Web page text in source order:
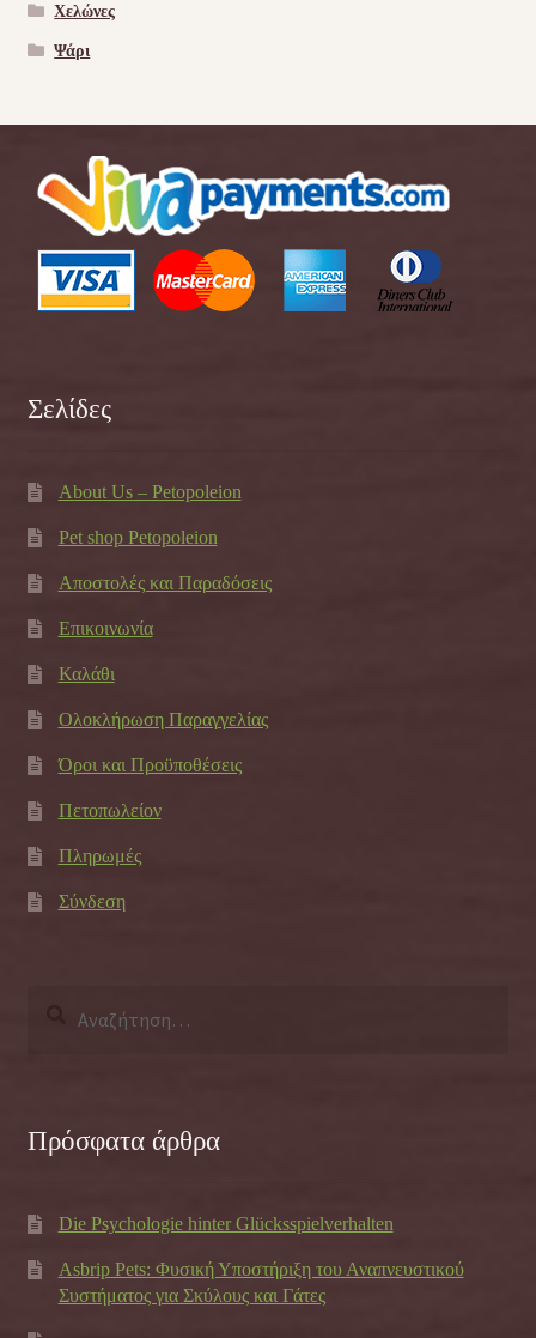
Χελώνες
Ψάρι
Σελίδες
About Us – Petopoleion
Pet shop Petopoleion
Αποστολές και Παραδόσεις
Επικοινωνία
Καλάθι
Ολοκλήρωση Παραγγελίας
Όροι και Προϋποθέσεις
Πετοπωλείον
Πληρωμές
Σύνδεση
Πρόσφατα άρθρα
Die Psychologie hinter Glücksspielverhalten
Asbrip Pets: Φυσική Υποστήριξη του Αναπνευστικού
Συστήματος για Σκύλους και Γάτες